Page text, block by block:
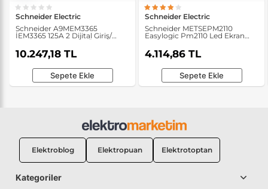
Schneider Electric
Schneider A9MEM3365
İEM3365 125A 2 Dijital Giriş/
10.247,18 TL
Sepete Ekle
Schneider Electric
Schneider METSEPM2110
Easylogic Pm2110 Led Ekran
4.114,86 TL
Sepete Ekle
Elektroblog Elektropuan Elektrotoptan
Kategoriler